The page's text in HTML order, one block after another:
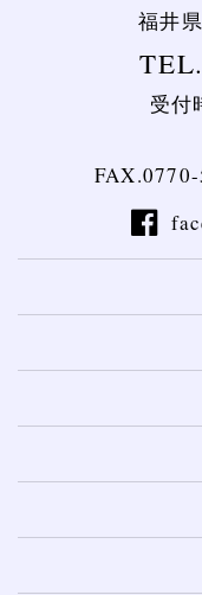
福井
受付
FAX.0770-